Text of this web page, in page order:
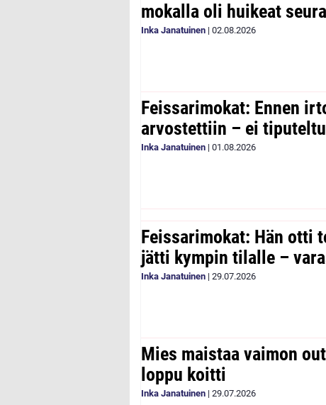
mokalla oli huikeat
Inka Janatuinen | 02.08.2026
Feissarimokat: Ennen
arvostettiin – ei tiputeltu
Inka Janatuinen | 01.08.2026
Feissarimokat: Hän otti
jätti kympin tilalle –
Inka Janatuinen | 29.07.2026
Mies maistaa vaimon
loppu koitti
Inka Janatuinen | 29.07.2026